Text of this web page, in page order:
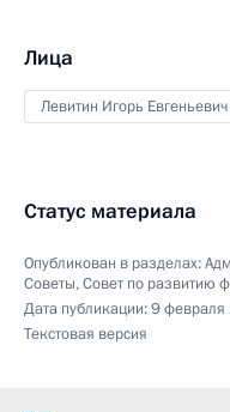
Лица
Левитин Игорь Евгеньевич
Статус материала
Опубликован в разделах:
Советы,Совет по развитию
Дата публикации:9 февраля
Текстовая версия